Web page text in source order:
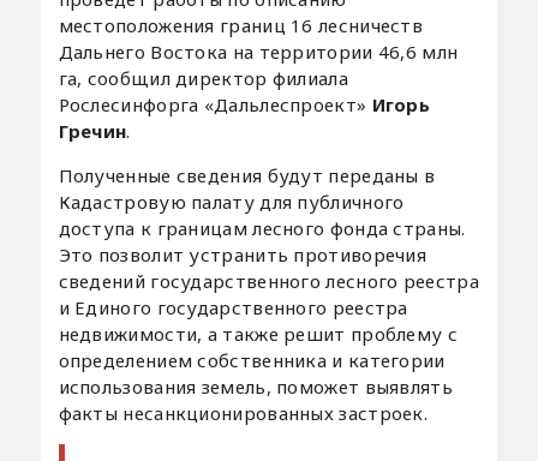
местоположения границ 16 лесничеств
Дальнего Востока на территории 46,6 млн
га, сообщил директор филиала
Рослесинфорга «Дальлеспроект» Игорь
Гречин.
Полученные сведения будут переданы в
Кадастровую палату для публичного
доступа к границам лесного фонда страны.
Это позволит устранить противоречия
сведений государственного лесного реестра
и Единого государственного реестра
недвижимости, а также решит проблему с
определением собственника и категории
использования земель, поможет выявлять
факты несанкционированных застроек.